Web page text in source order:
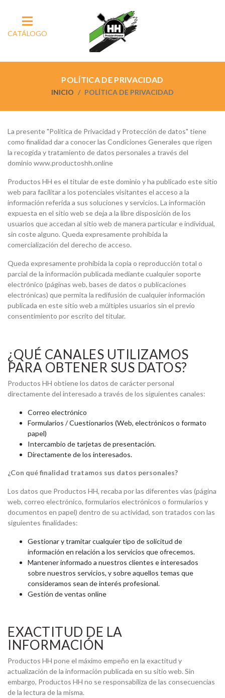
CATÁLOGO
POLÍTICA DE PRIVACIDAD
INICIO POLÍTICA DE PRIVACIDAD
La presente "Política de Privacidad y Protección de datos" tiene
como finalidad dar a conocer las Condiciones Generales que rigen
la recogida y tratamiento de datos personales a través del
dominio www.productoshh.online
Productos HH es el titular de este dominio y ha publicado este sitio
web para facilitar a los potenciales visitantes el acceso a la
información referida a sus soluciones y servicios. La información
expuesta en el sitio web se deja a la libre disposición de los
usuarios que accedan al sitio web de manera particular e individual,
sin coste alguno. Queda expresamente prohibida la
comercialización del derecho de acceso.
Queda expresamente prohibida la copia o reproducción total o
parcial de la información publicada mediante cualquier soporte
electrónico (páginas web, bases de datos o publicaciones
electrónicas) que permita la redifusión de cualquier información
publicada en este sitio web a múltiples usuarios sin el previo
consentimiento por escrito del titular.
¿QUÉ CANALES UTILIZAMOS
PARA OBTENER SUS DATOS?
Productos HH obtiene los datos de carácter personal
directamente del interesado a través de los siguientes canales:
Correo electrónico
Formularios / Cuestionarios (Web, electrónicos o formato
papel)
Intercambio de tarjetas de presentación.
Directamente de los interesados.
¿Con qué finalidad tratamos sus datos personales?
Los datos que Productos HH, recaba por las diferentes vías (página
web, correo electrónico, formularios electrónicos o formularios y
documentos en papel) dentro de su actividad, son tratados con las
siguientes finalidades:
Gestionar y tramitar cualquier tipo de solicitud de
información en relación a los servicios que ofrecemos.
Mantener informado a nuestros clientes e interesados
sobre nuestros servicios, y sobre aquellos temas que
consideramos sean de interés profesional.
Gestión de ventas online
EXACTITUD DE LA
INFORMACIÓN
Productos HH pone el máximo empeño en la exactitud y
actualización de la información publicada en su sitio web. Sin
embargo, Productos HH no se responsabiliza de las consecuencias
de la lectura de la misma.